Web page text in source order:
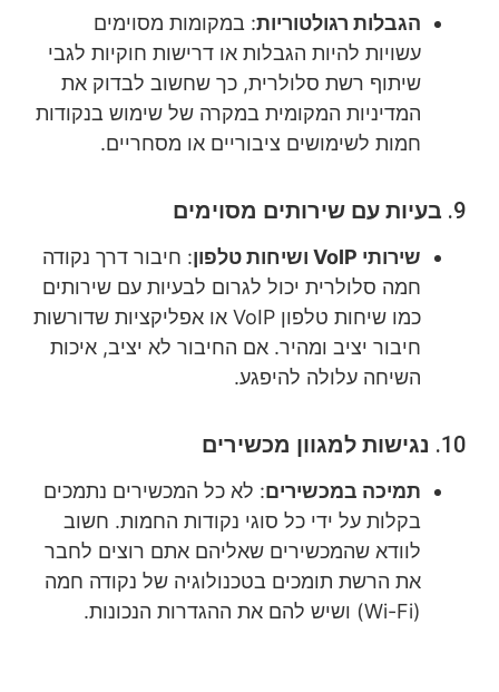
הגבלות רגולטוריות: במקומות מסוימים
עשויות להיות הגבלות או דרישות חוקיות לגבי
שיתוף רשת סלולרית, כך שחשוב לבדוק את
המדיניות המקומית במקרה של שימוש בנקודות
חמות לשימושים ציבוריים או מסחריים.
9. בעיות עם שירותים מסוימים
שירותי VoIP ושיחות טלפון
: חיבור דרך נקודה
חמה סלולרית יכול לגרום לבעיות עם שירותים
כמו שיחות טלפון VoIP או אפליקציות שדורשות
חיבור יציב ומהיר. אם החיבור לא יציב, איכות
השיחה עלולה להיפגע.
10. נגישות למגוון מכשירים
תמיכה במכשירים: לא כל המכשירים נתמכים
בקלות על ידי כל סוגי נקודות החמות. חשוב
לוודא שהמכשירים שאליהם אתם רוצים לחבר
את הרשת תומכים בטכנולוגיה של נקודה חמה
(Wi-Fi) ושיש להם את ההגדרות הנכונות.